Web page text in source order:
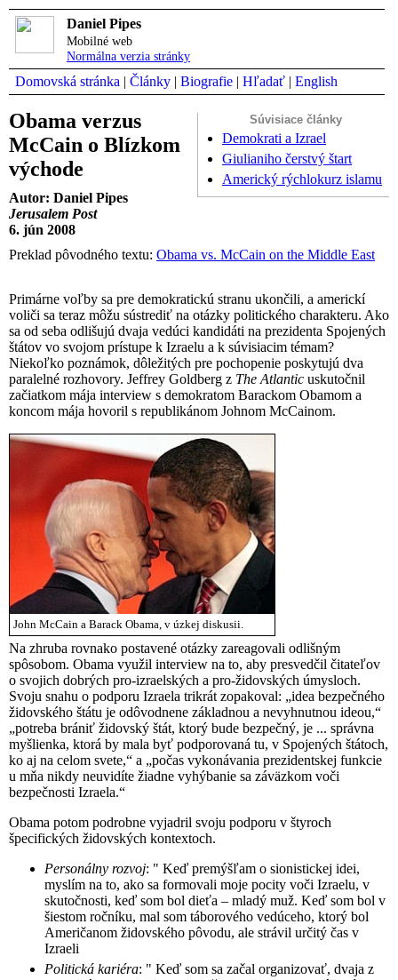
Daniel Pipes
Mobilné web
Normálna verzia stránky
Domovská stránka | Články | Biografie | Hľadať | English
Súvisiace články
Demokrati a Izrael
Giulianiho čerstvý štart
Americký rýchlokurz islamu
Obama verzus
McCain o Blízkom
východe
Autor: Daniel Pipes
Jerusalem Post
6. jún 2008
Preklad pôvodného textu: Obama vs. McCain on the Middle East
Primárne voľby sa pre demokratickú stranu ukončili, a americkí
voliči sa teraz môžu sústrediť na otázky politického charakteru. Ako
sa od seba odlišujú dvaja vedúci kandidáti na prezidenta Spojených
štátov vo svojom prístupe k Izraelu a k súvisiacim témam?
Niekoľko poznámok, dôležitých pre pochopenie poskytujú dva
paralelné rozhovory. Jeffrey Goldberg z The Atlantic uskutočnil
začiatkom mája interview s demokratom Barackom Obamom a
koncom mája hovoril s republikánom Johnom McCainom.
John McCain a Barack Obama, v úzkej diskusii.
Na zhruba rovnako postavené otázky zareagovali odlišným
spôsobom. Obama využil interview na to, aby presvedčil čitateľov
o svojich dobrých pro-izraelských a pro-židovských úmysloch.
Svoju snahu o podporu Izraela trikrát zopakoval: „idea bezpečného
židovského štátu je odôvodnene základnou a nevyhnutnou ideou,“
„potreba brániť židovský štát, ktorý bude bezpečný, je ... správna
myšlienka, ktorá by mala byť podporovaná tu, v Spojených štátoch,
ko aj na celom svete,“ a „počas vykonávania prezidentskej funkcie
u mňa nikdy neuvidíte žiadne vyhýbanie sa záväzkom voči
bezpečnosti Izraela.“
Obama potom podrobne vyjadril svoju podporu v štyroch
špecifických židovských kontextoch.
Personálny rozvoj: " Keď premýšľam o sionistickej idei,
myslím na to, ako sa formovali moje pocity voči Izraelu, v
skutočnosti, keď som bol dieťa – mladý muž. Keď som bol v
šiestom ročníku, mal som táborového vedúceho, ktorý bol
Američanom židovského pôvodu, ale strávil určitý čas v
Izraeli
Politická kariéra: " Keď som sa začal organizovať, dvaja z